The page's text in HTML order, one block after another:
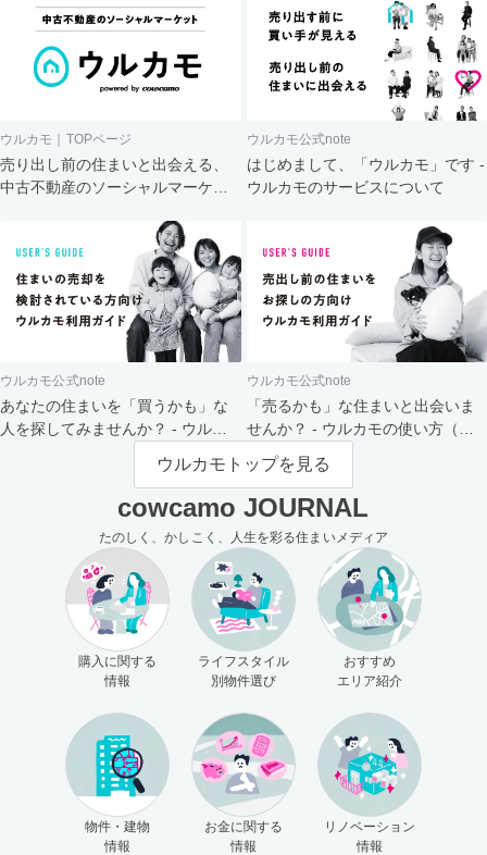
ウルカモ｜TOPページ
売り出し前の住まいと出会える、
中古不動産のソーシャルマーケッ
ウルカモ公式note
はじめまして、「ウルカモ」です -
ウルカモのサービスについて
ウルカモ公式note
あなたの住まいを「買うかも」な
人を探してみませんか？ - ウルカ
ウルカモ公式note
「売るかも」な住まいと出会いま
せんか？ - ウルカモの使い方（買
主さま向け）
ウルカモトップを見る
cowcamo JOURNAL
たのしく、かしこく、人生を彩る住まいメディア
購入に関する
情報
ライフスタイル
別物件選び
おすすめ
エリア紹介
物件・建物
情報
お金に関する
情報
リノベーション
情報